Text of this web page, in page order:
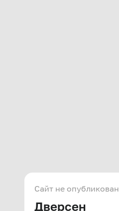
Сайт не опубликован
Дверсен